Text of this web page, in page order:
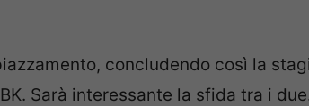
concludendo così la
Sarà interessante la sfida tra i